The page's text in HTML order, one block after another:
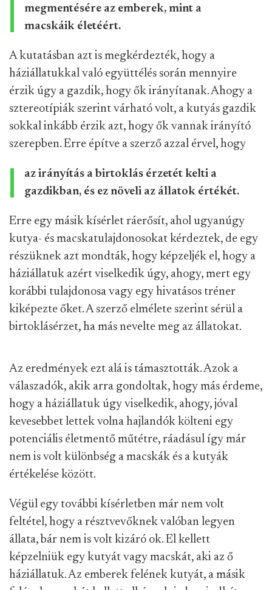
megmentésére az emberek, mint a
macskáik életéért.
A kutatásban azt is megkérdezték, hogy a
háziállatukkal való együttélés során mennyire
érzik úgy a gazdik, hogy ők irányítanak. Ahogy a
sztereotípiák szerint várható volt, a kutyás gazdik
sokkal inkább érzik azt, hogy ők vannak irányító
szerepben. Erre építve a szerző azzal érvel, hogy
az irányítás a birtoklás érzetét kelti a
gazdikban, és ez növeli az állatok értékét.
Erre egy másik kísérlet ráerősít, ahol ugyanúgy
kutya- és macskatulajdonosokat kérdeztek, de egy
részüknek azt mondták, hogy képzeljék el, hogy a
háziállatuk azért viselkedik úgy, ahogy, mert egy
korábbi tulajdonosa vagy egy hivatásos tréner
kiképezte őket. A szerző elmélete szerint sérül a
birtoklásérzet, ha más nevelte meg az állatokat.
Az eredmények ezt alá is támasztották. Azok a
válaszadók, akik arra gondoltak, hogy más érdeme,
hogy a háziállatuk úgy viselkedik, ahogy, jóval
kevesebbet lettek volna hajlandók költeni egy
potenciális életmentő műtétre, ráadásul így már
nem is volt különbség a macskák és a kutyák
értékelése között.
Végül egy további kísérletben már nem volt
feltétel, hogy a résztvevőknek valóban legyen
állata, bár nem is volt kizáró ok. El kellett
képzelniük egy kutyát vagy macskát, aki az ő
háziállatuk. Az emberek felének kutyát, a másik